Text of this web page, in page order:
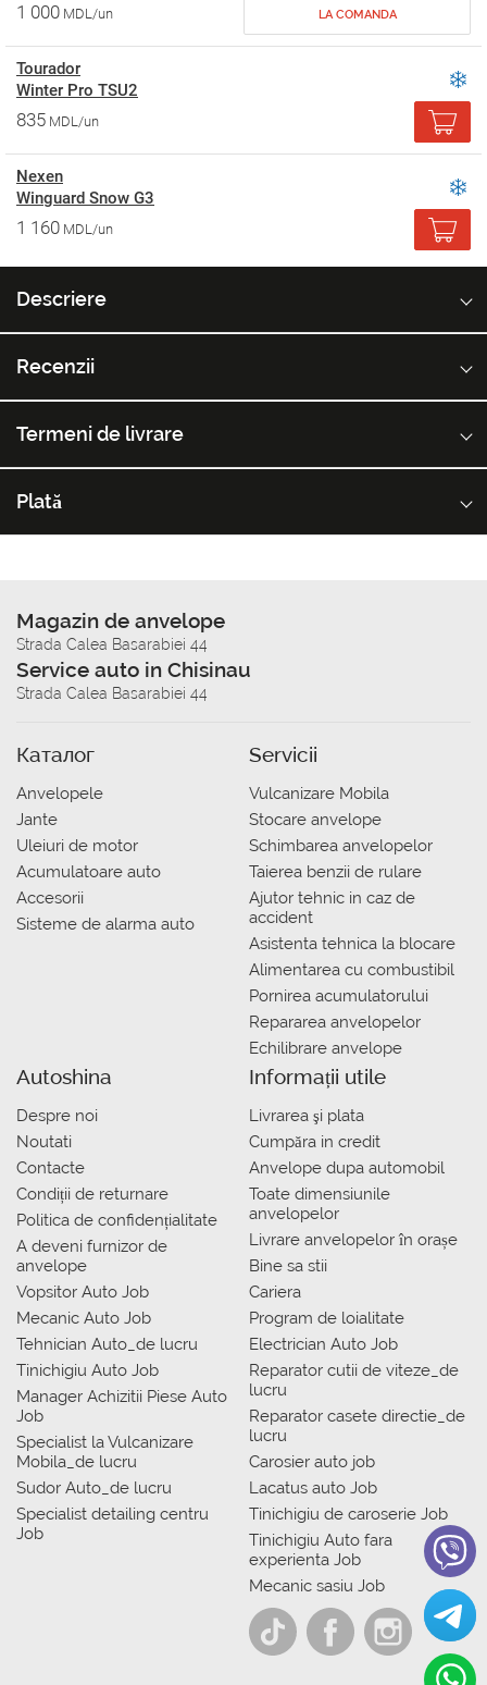
1 000 MDL/un LA COMANDA
Tourador
Winter Pro TSU2
835 MDL/un
Nexen
Winguard Snow G3
1 160 MDL/un
Descriere
Recenzii
Termeni de livrare
Plată
Magazin de anvelope
Strada Calea Basarabiei 44
Service auto in Chisinau
Strada Calea Basarabiei 44
Каталог
Anvelopele
Jante
Uleiuri de motor
Acumulatoare auto
Accesorii
Sisteme de alarma auto
Servicii
Vulcanizare Mobila
Stocare anvelope
Schimbarea anvelopelor
Taierea benzii de rulare
Ajutor tehnic in caz de
accident
Asistenta tehnica la blocare
Alimentarea cu combustibil
Pornirea acumulatorului
Repararea anvelopelor
Echilibrare anvelope
Autoshina
Despre noi
Noutati
Contacte
Condiții de returnare
Politica de confidențialitate
A deveni furnizor de
anvelope
Vopsitor Auto Job
Mecanic Auto Job
Tehnician Auto_de lucru
Tinichigiu Auto Job
Manager Achizitii Piese Auto
Job
Specialist la Vulcanizare
Mobila_de lucru
Sudor Auto_de lucru
Specialist detailing centru
Job
Informații utile
Livrarea şi plata
Сumpăra in credit
Anvelope dupa automobil
Toate dimensiunile
anvelopelor
Livrare anvelopelor în orașe
Bine sa stii
Cariera
Program de loialitate
Electrician Auto Job
Reparator cutii de viteze_de
lucru
Reparator casete directie_de
lucru
Carosier auto job
Lacatus auto Job
Tinichigiu de caroserie Job
Tinichigiu Auto fara
experienta Job
Mecanic sasiu Job